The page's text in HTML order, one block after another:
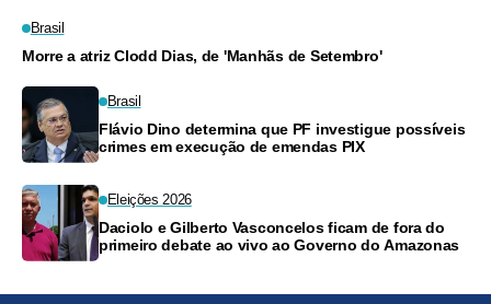
Brasil
Morre a atriz Clodd Dias, de 'Manhãs de Setembro'
Brasil
Flávio Dino determina que PF investigue possíveis
crimes em execução de emendas PIX
Eleições 2026
Daciolo e Gilberto Vasconcelos ficam de fora do
primeiro debate ao vivo ao Governo do Amazonas